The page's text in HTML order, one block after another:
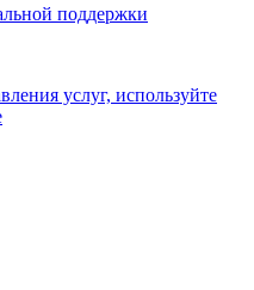
поддержки
услуг, используйте